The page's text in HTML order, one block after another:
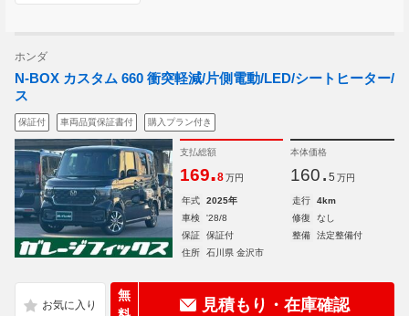
ホンダ
N-BOX カスタム 660 衝突軽減/片側電動/LED/シートヒーター/
ス
保証付 車両品質保証書付 購入プラン付き
支払総額
169.8 万円
本体価格
160. 5 万円
年式 2025年 走行
4km
車検
'28/8 修復
なし
保証
保証付 整備
法定整備付
住所
石川県 金沢市
無
見積もり・在庫確認